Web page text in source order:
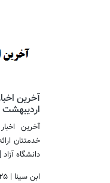
آخرین
اردیبهشت 1405
آخرین
خدمتتان
دانشگاه آزاد
| ابن سینا